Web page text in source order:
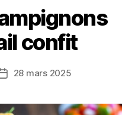
confit
Date28 mars 2025